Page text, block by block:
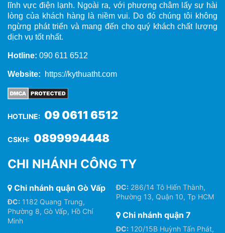
lĩnh vực điện lạnh. Ngoài ra, với phương châm lấy sự hài
lòng của khách hàng là niềm vui. Do đó chúng tôi không
ngừng phát triển và mang đến cho quý khách chất lượng
dịch vụ tốt nhất.
Hotline: 090 611 6512
Website: https://kythuatht.com
HOTLINE: 09 0611 6512
CSKH: 0899994448
CHI NHÁNH CÔNG TY
Chi nhánh quận Gò Vấp
ĐC: 1182 Quang Trung,
Phường 8, Gò Vấp, Hồ Chí
Minh
ĐC: 286/14 Tô Hiến Thành,
Phường 13, Quận 10, Tp HCM
Chi nhánh quận 7
ĐC: 120/15B Huỳnh Tấn Phát,